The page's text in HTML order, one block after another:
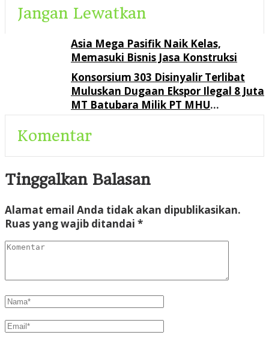
Jangan Lewatkan
Asia Mega Pasifik Naik Kelas,
Memasuki Bisnis Jasa Konstruksi
Konsorsium 303 Disinyalir Terlibat
Muluskan Dugaan Ekspor Ilegal 8 Juta
MT Batubara Milik PT MHU
Berpotensi Rugikan Negara Rp 9,3
Triliun
Komentar
Tinggalkan Balasan
Alamat email Anda tidak akan dipublikasikan.
Ruas yang wajib ditandai *